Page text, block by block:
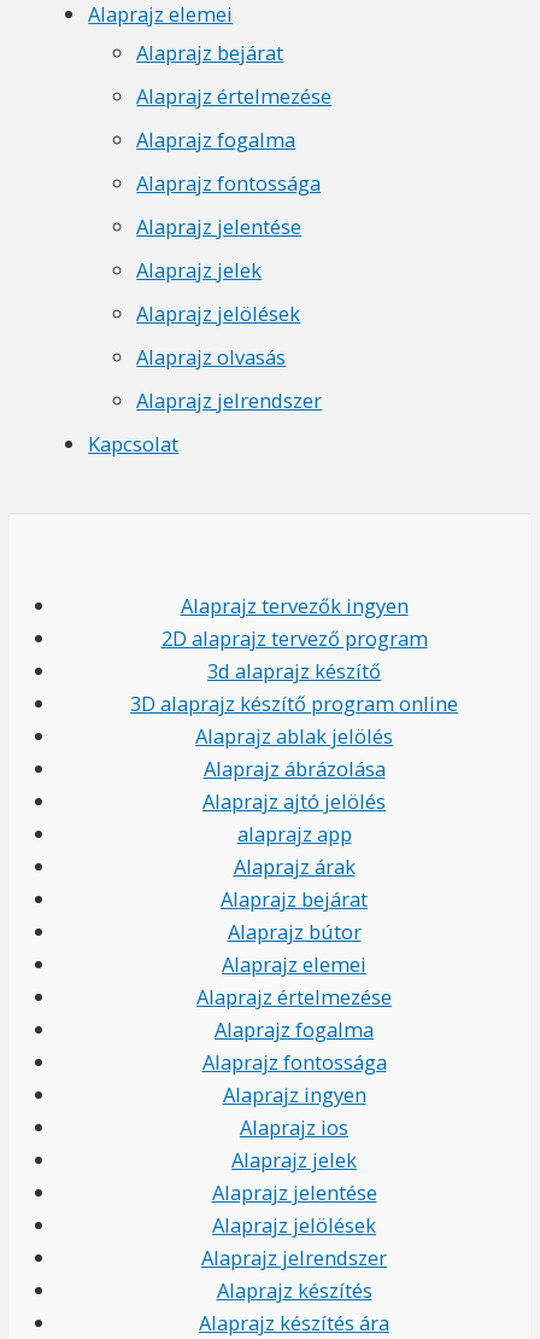
Alaprajz elemei
Alaprajz bejárat
Alaprajz értelmezése
Alaprajz fogalma
Alaprajz fontossága
Alaprajz jelentése
Alaprajz jelek
Alaprajz jelölések
Alaprajz olvasás
Alaprajz jelrendszer
Kapcsolat
Alaprajz tervezők ingyen
2D alaprajz tervező program
3d alaprajz készítő
3D alaprajz készítő program online
Alaprajz ablak jelölés
Alaprajz ábrázolása
Alaprajz ajtó jelölés
alaprajz app
Alaprajz árak
Alaprajz bejárat
Alaprajz bútor
Alaprajz elemei
Alaprajz értelmezése
Alaprajz fogalma
Alaprajz fontossága
Alaprajz ingyen
Alaprajz ios
Alaprajz jelek
Alaprajz jelentése
Alaprajz jelölések
Alaprajz jelrendszer
Alaprajz készítés
Alaprajz készítés ára